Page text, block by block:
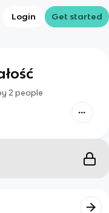
Login Get started
2 people